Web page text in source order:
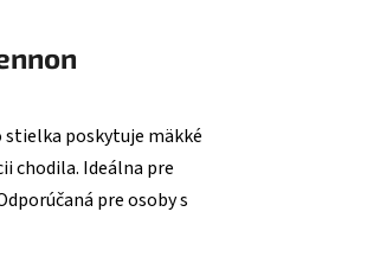
poskytuje mäkké
chodila. Ideálna pre
pre osoby s